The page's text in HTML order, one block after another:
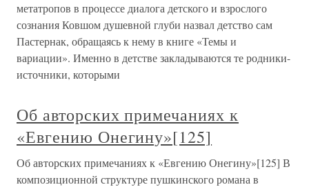
метатропов в процессе диалога детского и взрослого
сознания Ковшом душевной глуби назвал детство сам
Пастернак, обращаясь к нему в книге «Темы и
вариации». Именно в детстве закладываются те родники-
источники, которыми
Об авторских примечаниях к
«Евгению Онегину»[125]
Об авторских примечаниях к «Евгению Онегину»[125] В
композиционной структуре пушкинского романа в